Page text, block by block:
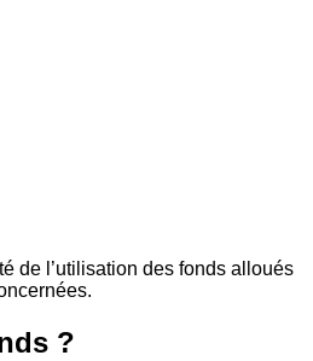
de l’utilisation des fonds alloués
?